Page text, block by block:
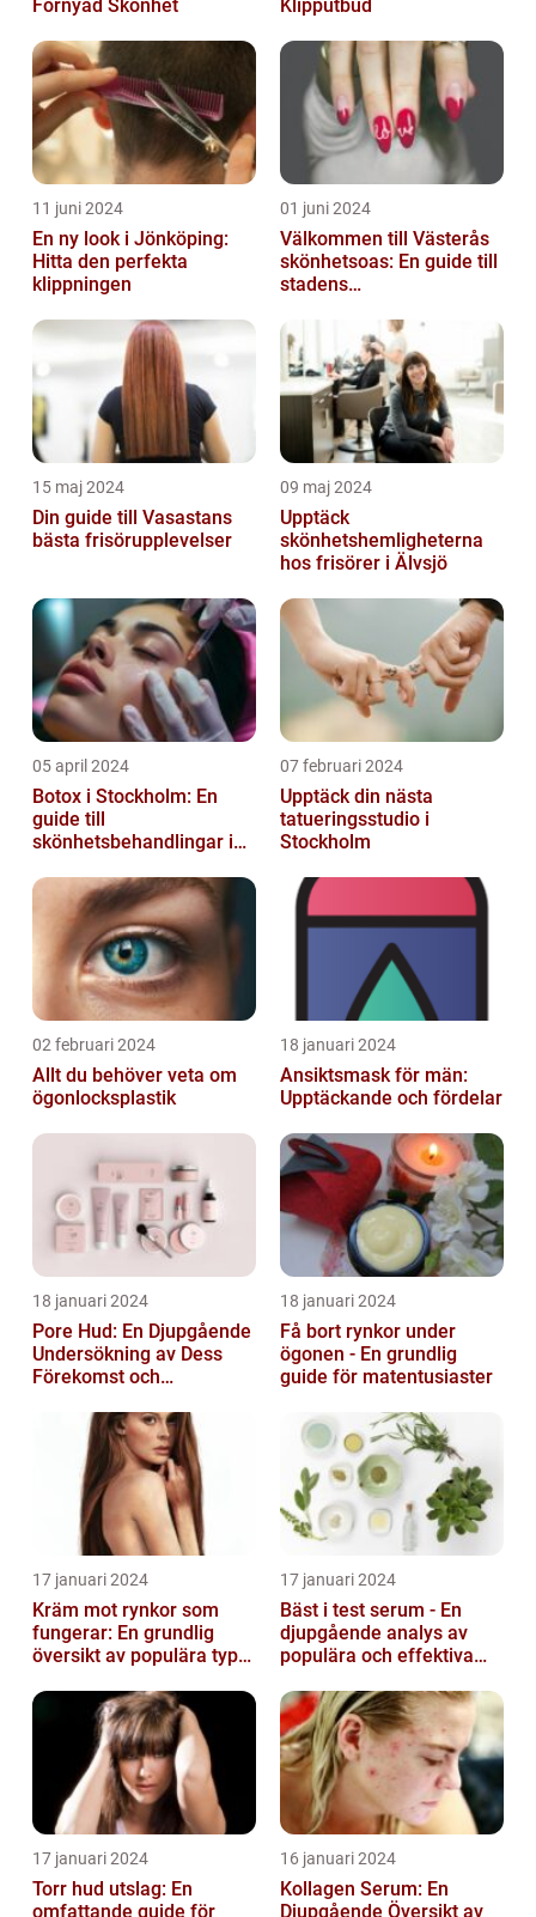
Förnyad Skönhet
Klipputbud
11 juni 2024
En ny look i Jönköping:
Hitta den perfekta
klippningen
01 juni 2024
Välkommen till Västerås
skönhetsoas: En guide till
stadens
15 maj 2024
Din guide till Vasastans
bästa frisörupplevelser
09 maj 2024
Upptäck
skönhetshemligheterna
hos frisörer i Älvsjö
05 april 2024
Botox i Stockholm: En
guide till
skönhetsbehandlingar i
07 februari 2024
Upptäck din nästa
tatueringsstudio i
Stockholm
02 februari 2024
Allt du behöver veta om
ögonlocksplastik
18 januari 2024
Ansiktsmask för män:
Upptäckande och fördelar
18 januari 2024
Pore Hud: En Djupgående
Undersökning av Dess
Förekomst och
18 januari 2024
Få bort rynkor under
ögonen - En grundlig
guide för matentusiaster
17 januari 2024
Kräm mot rynkor som
fungerar: En grundlig
översikt av populära typer
17 januari 2024
Bäst i test serum - En
djupgående analys av
populära och effektiva
17 januari 2024
Torr hud utslag: En
omfattande guide för
16 januari 2024
Kollagen Serum: En
Djupgående Översikt av